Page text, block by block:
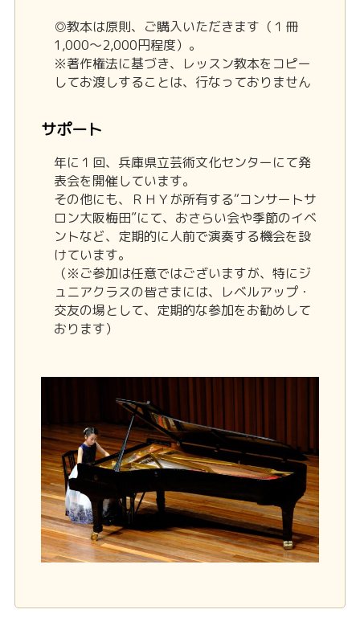
◎教本は原則、ご購入いただきます（１冊
1,000～2,000円程度）。
※著作権法に基づき、レッスン教本をコピー
してお渡しすることは、行なっておりません
サポート
年に１回、兵庫県立芸術文化センターにて発
表会を開催しています。
その他にも、ＲＨＹが所有する“コンサートサ
ロン大阪梅田”にて、おさらい会や季節のイベ
ントなど、定期的に人前で演奏する機会を設
けています。
（※ご参加は任意ではございますが、特にジ
ュニアクラスの皆さまには、レベルアップ・
交友の場として、定期的な参加をお勧めして
おります）